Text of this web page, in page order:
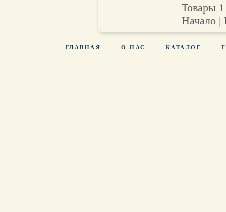
Товары
Начало
ГЛАВНАЯ О НАС КАТАЛОГ